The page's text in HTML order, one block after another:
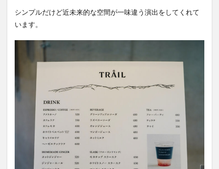
シンプルだけど近未来的な空間が一味違う演出をしてくれて
います。